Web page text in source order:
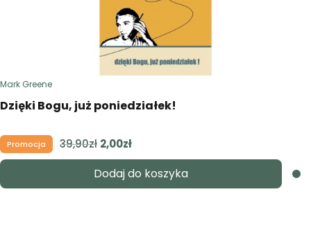
Mark Greene
Dzięki Bogu, już poniedziałek!
Promocja 39,90zł Pierwotna
cena
wynosiła:
39,90zł.
2,00złAktualna
cena
wynosi:
2,00zł.
Dodaj do koszyka